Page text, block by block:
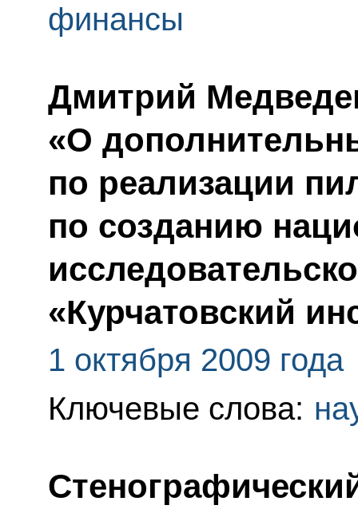
финансы
Дмитрий
«О
по реализации
по созданию
«Курчатовский
1 октября 2009 года
Ключевые слова: